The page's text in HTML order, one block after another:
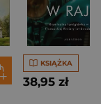
KSIĄŻKA
38,95 zł